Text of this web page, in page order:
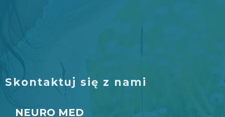
Skontaktuj się z nami
NEURO MED